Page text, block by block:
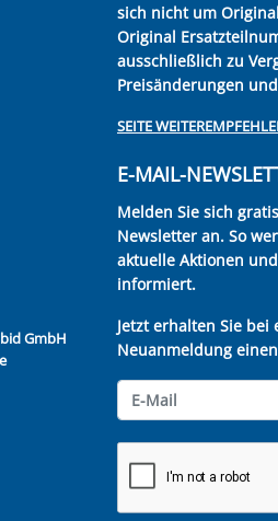
GmbH
sich nicht um
Original
ausschließlich zu
Preisänderungen
SEITE
E-MAIL-
Melden Sie sich
Newsletter an. So
aktuelle Aktionen
informiert.
Jetzt erhalten Sie
Neuanmeldung